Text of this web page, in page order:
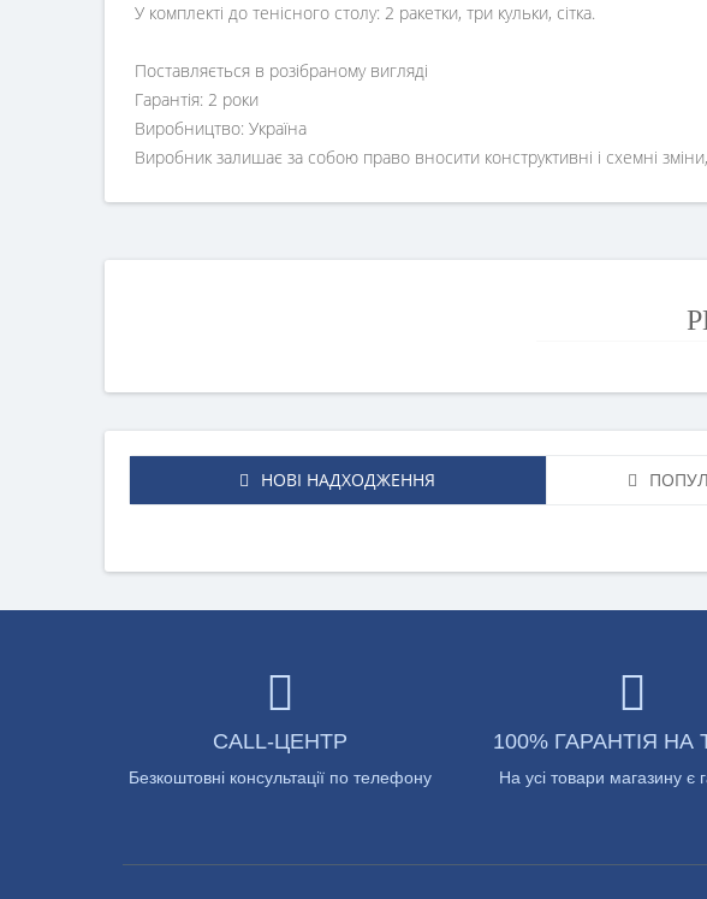
У комплекті до тенісного столу: 2 ракетки, три кульки, сітка.
Поставляється в розібраному вигляді
Гарантія: 2 роки
Виробництво: Україна
Виробник залишає за собою право вносити конструктивні і схемні
НОВІ НАДХОДЖЕННЯ
CALL-ЦЕНТР
Безкоштовні консультації по телефону
100% ГАРАНТІЯ НА
На усі товари магазину є